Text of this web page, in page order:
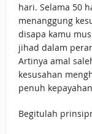
hari. Selama 50
menanggung
disapa kamu
jihad dalam
Artinya amal
kesusahan
penuh
Begitulah